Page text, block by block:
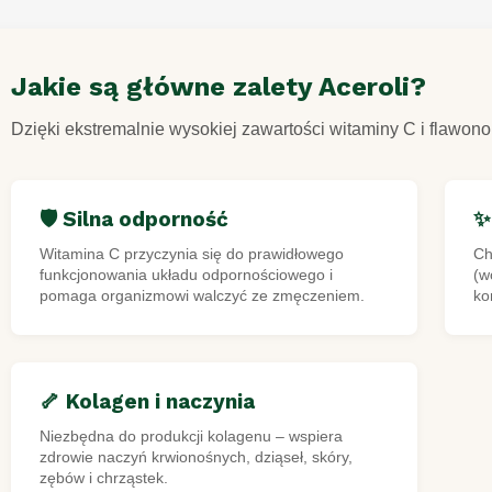
Jakie są główne zalety Aceroli?
Dzięki ekstremalnie wysokiej zawartości witaminy C i
🛡️ Silna odporność
Witamina C przyczynia się do prawidłowego
funkcjonowania układu odpornościowego i
pomaga organizmowi walczyć ze zmęczeniem.
🦴 Kolagen i naczynia
Niezbędna do produkcji kolagenu – wspiera
zdrowie naczyń krwionośnych, dziąseł, skóry,
zębów i chrząstek.